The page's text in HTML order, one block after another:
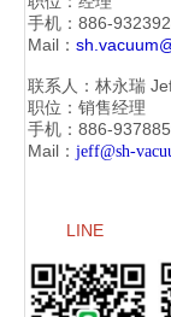
手机：886-
Mail：
联系人：林永瑞
职位：销售经理
手机：886-
Mail： jeff@sh-
LINE